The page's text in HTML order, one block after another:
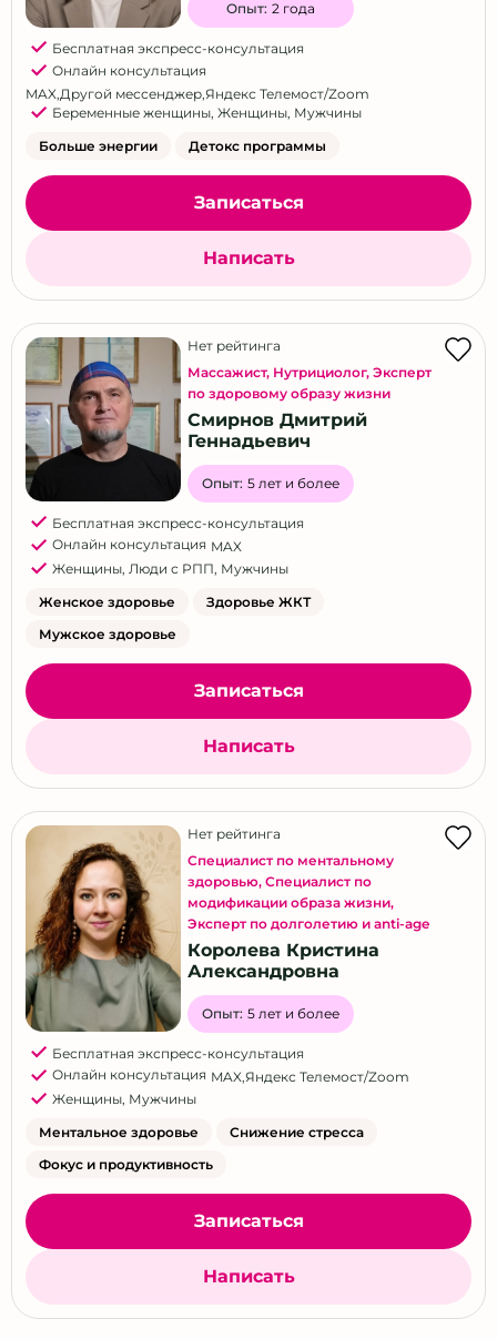
Опыт: 2 года
Бесплатная экспресс-консультация
Онлайн консультация
MAX,Другой мессенджер,Яндекс Телемост/Zoom
Беременные женщины, Женщины, Мужчины
Больше энергии Детокс программы
Записаться
Написать
Нет рейтинга
Массажист, Нутрициолог, Эксперт
по здоровому образу жизни
Смирнов Дмитрий
Геннадьевич
Опыт: 5 лет и более
Бесплатная экспресс-консультация
Онлайн консультация MAX
Женщины, Люди с РПП, Мужчины
Женское здоровье
Здоровье ЖКТ
Мужское здоровье
Записаться
Написать
Нет рейтинга
Специалист по ментальному
здоровью, Специалист по
модификации образа жизни,
Эксперт по долголетию и anti-age
Королева Кристина
Александровна
Опыт: 5 лет и более
Бесплатная экспресс-консультация
Онлайн консультация MAX,Яндекс Телемост/Zoom
Женщины, Мужчины
Ментальное здоровье
Снижение стресса
Фокус и продуктивность
Записаться
Написать